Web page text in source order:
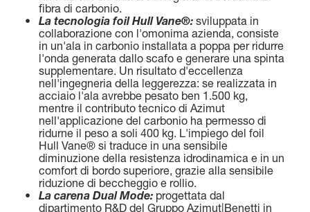
FLY 82
LUNGHEZZA FUORI TUTTO
24,79 M (81' 4'')
LARGHEZZA MAX
5,87 M (19' 3'')
CABINE
4 + 1 CREW
CONSUMI
Scopri di più
fibra di carbonio.
•
La tecnologia foil Hull Vane®: sviluppata in
collaborazione con l'omonima azienda, consiste
in un'ala in carbonio installata a poppa per ridurre
l'onda generata dallo scafo e generare una spinta
supplementare. Un risultato d'eccellenza
nell'ingegneria della leggerezza: se realizzata in
acciaio l'ala avrebbe pesato ben 1.500 kg,
mentre il contributo tecnico di Azimut
nell'applicazione del carbonio ha permesso di
ridurne il peso a soli 400 kg. L'impiego del foil
Hull Vane® si traduce in una sensibile
diminuzione della resistenza idrodinamica e in un
comfort di bordo superiore, grazie alla sensibile
riduzione di beccheggio e rollio.
•
La carena Dual Mode: progettata dal
dipartimento R&D del Gruppo Azimut|Benetti in